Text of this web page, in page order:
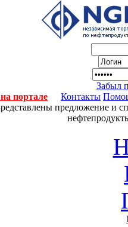
Забыл
портале
Контакты
предложение и